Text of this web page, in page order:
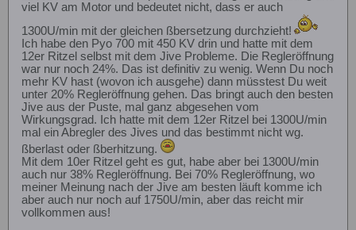
viel KV am Motor und bedeutet nicht, dass er auch
1300U/min mit der gleichen ßbersetzung durchzieht!
Ich habe den Pyo 700 mit 450 KV drin und hatte mit dem
12er Ritzel selbst mit dem Jive Probleme. Die Regleröffnung
war nur noch 24%. Das ist definitiv zu wenig. Wenn Du noch
mehr KV hast (wovon ich ausgehe) dann müsstest Du weit
unter 20% Regleröffnung gehen. Das bringt auch den besten
Jive aus der Puste, mal ganz abgesehen vom
Wirkungsgrad. Ich hatte mit dem 12er Ritzel bei 1300U/min
mal ein Abregler des Jives und das bestimmt nicht wg.
ßberlast oder ßberhitzung.
Mit dem 10er Ritzel geht es gut, habe aber bei 1300U/min
auch nur 38% Regleröffnung. Bei 70% Regleröffnung, wo
meiner Meinung nach der Jive am besten läuft komme ich
aber auch nur noch auf 1750U/min, aber das reicht mir
vollkommen aus!